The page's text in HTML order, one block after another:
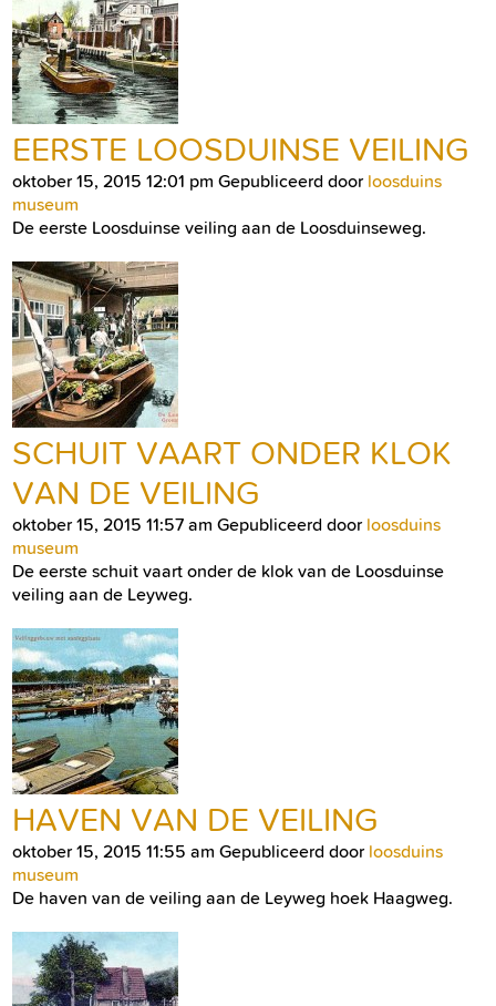
EERSTE LOOSDUINSE VEILING
oktober 15, 2015 12:01 pm Gepubliceerd door loosduins
museum
De eerste Loosduinse veiling aan de Loosduinseweg.
SCHUIT VAART ONDER KLOK
VAN DE VEILING
oktober 15, 2015 11:57 am Gepubliceerd door loosduins
museum
De eerste schuit vaart onder de klok van de Loosduinse
veiling aan de Leyweg.
HAVEN VAN DE VEILING
oktober 15, 2015 11:55 am Gepubliceerd door loosduins
museum
De haven van de veiling aan de Leyweg hoek Haagweg.